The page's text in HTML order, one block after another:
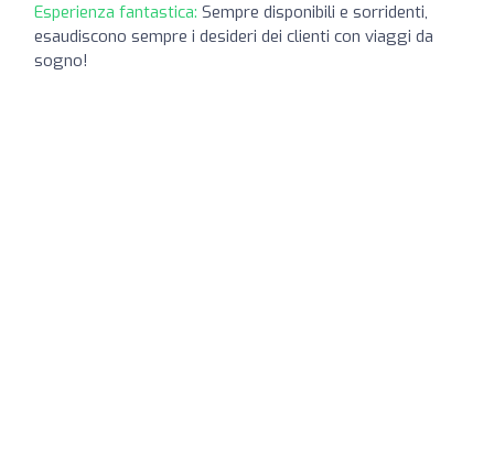
Esperienza fantastica: Sempre disponibili e sorridenti,
esaudiscono sempre i desideri dei clienti con viaggi da
sogno!